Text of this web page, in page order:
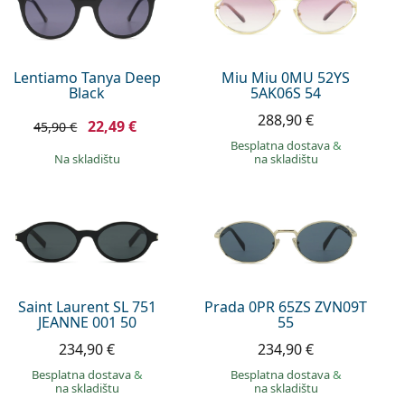
Lentiamo Tanya Deep
Black
45,90 € 22,49 €
na skladištu
Miu Miu 0MU 52YS
5AK06S 54
288,90 €
Besplatna dostava&
na skladištu
Saint Laurent SL 751
JEANNE 001 50
234,90 €
Besplatna dostava&
na skladištu
Prada 0PR 65ZS ZVN09T
55
234,90 €
Besplatna dostava&
na skladištu